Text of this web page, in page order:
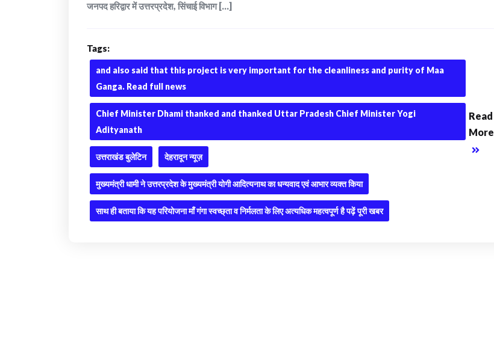
जनपद हरिद्वार में उत्तरप्रदेश, सिंचाई विभाग [...]
Tags:
and also said that this project is very important for the cleanliness and purity of Maa
Ganga. Read full news
Chief Minister Dhami thanked and thanked Uttar Pradesh Chief Minister Yogi
Adityanath
उत्तराखंड बुलेटिन देहरादून न्यूज़
मुख्यमंत्री धामी ने उत्तरप्रदेश के मुख्यमंत्री योगी आदित्यनाथ का धन्यवाद एवं आभार व्यक्त किया
साथ ही बताया कि यह परियोजना माँ गंगा स्वच्छ्ता व निर्मलता के लिए अत्यधिक महत्वपूर्ण है पढ़ें पूरी खबर
Read
More